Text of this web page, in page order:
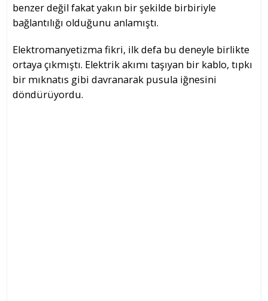
benzer değil fakat yakın bir şekilde birbiriyle
bağlantılığı olduğunu anlamıştı.
Elektromanyetizma fikri, ilk defa bu deneyle birlikte
ortaya çıkmıştı. Elektrik akımı taşıyan bir kablo, tıpkı
bir mıknatıs gibi davranarak pusula iğnesini
döndürüyordu.